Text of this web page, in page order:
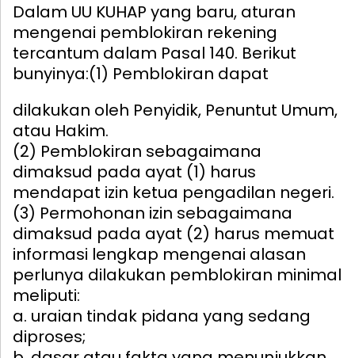
Dalam UU KUHAP yang baru, aturan
mengenai pemblokiran rekening
tercantum dalam Pasal 140. Berikut
bunyinya:(1) Pemblokiran dapat
dilakukan oleh Penyidik, Penuntut Umum,
atau Hakim.
(2) Pemblokiran sebagaimana
dimaksud pada ayat (1) harus
mendapat izin ketua pengadilan negeri.
(3) Permohonan izin sebagaimana
dimaksud pada ayat (2) harus memuat
informasi lengkap mengenai alasan
perlunya dilakukan pemblokiran minimal
meliputi:
a. uraian tindak pidana yang sedang
diproses;